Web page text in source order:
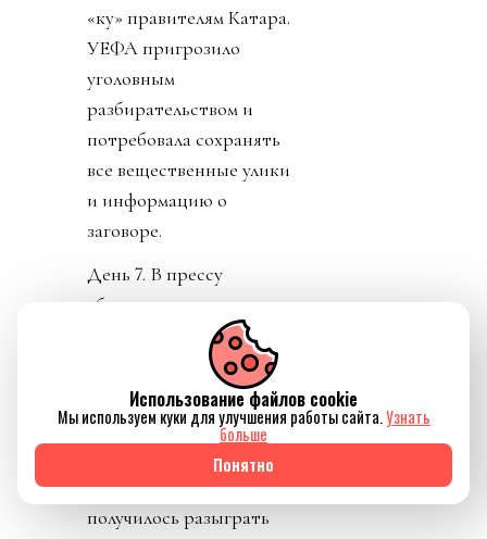
«ку» правителям Катара.
УЕФА пригрозило
уголовным
разбирательством и
потребовала сохранять
все вещественные улики
и информацию о
заговоре.
День 7. В прессу
вбросили рассказы о
том, как Инфантино
буллили в детстве.
Публика восприняла как
должно. «Жаль тебя.
Теперь проваливай». У
тирана не только не
получилось разыграть
Использование файлов cookie
Мы используем куки для улучшения работы сайта.Узнать
больше
Понятно